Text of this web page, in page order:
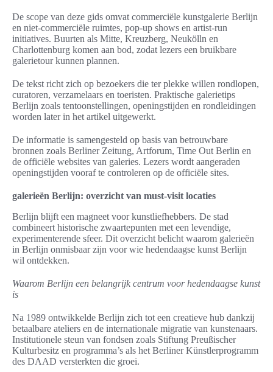
De scope van deze gids omvat commerciële kunstgalerie Berlijn
en niet-commerciële ruimtes, pop-up shows en artist-run
initiatives. Buurten als Mitte, Kreuzberg, Neukölln en
Charlottenburg komen aan bod, zodat lezers een bruikbare
galerietour kunnen plannen.
De tekst richt zich op bezoekers die ter plekke willen rondlopen,
curatoren, verzamelaars en toeristen. Praktische galerietips
Berlijn zoals tentoonstellingen, openingstijden en rondleidingen
worden later in het artikel uitgewerkt.
De informatie is samengesteld op basis van betrouwbare
bronnen zoals Berliner Zeitung, Artforum, Time Out Berlin en
de officiële websites van galeries. Lezers wordt aangeraden
openingstijden vooraf te controleren op de officiële sites.
galerieën Berlijn: overzicht van must-visit locaties
Berlijn blijft een magneet voor kunstliefhebbers. De stad
combineert historische zwaartepunten met een levendige,
experimenterende sfeer. Dit overzicht belicht waarom galerieën
in Berlijn onmisbaar zijn voor wie hedendaagse kunst Berlijn
wil ontdekken.
Waarom Berlijn een belangrijk centrum voor hedendaagse kunst
is
Na 1989 ontwikkelde Berlijn zich tot een creatieve hub dankzij
betaalbare ateliers en de internationale migratie van kunstenaars.
Institutionele steun van fondsen zoals Stiftung Preußischer
Kulturbesitz en programma’s als het Berliner Künstlerprogramm
des DAAD versterkten die groei.